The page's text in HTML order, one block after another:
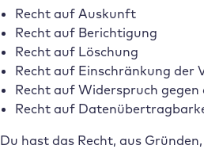
Recht auf Auskunft
Recht auf Berichtigung
Recht auf Löschung
Recht auf Einschränkung der
Recht auf Widerspruch gegen
Recht auf
Du hast das Recht, aus